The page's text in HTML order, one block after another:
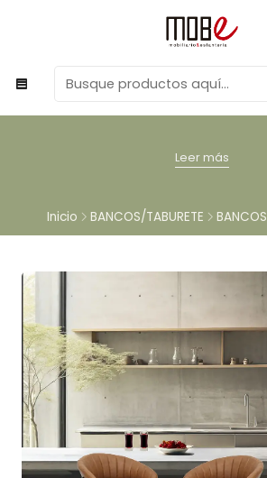
Leer más
Inicio BANCOS/TABURETE